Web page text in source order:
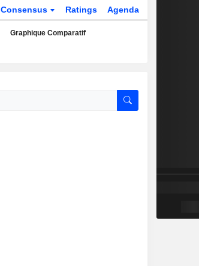
Consensus Ratings Agenda
Graphique Comparatif